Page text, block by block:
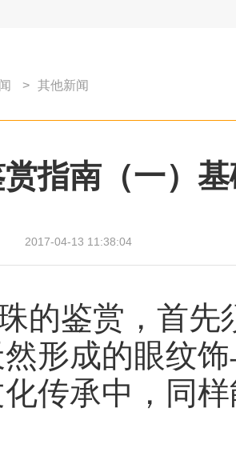
> 其他新闻
指南（一）
2017-04-13 11:38:04
的鉴赏，首先
形成的眼纹
传承中，同